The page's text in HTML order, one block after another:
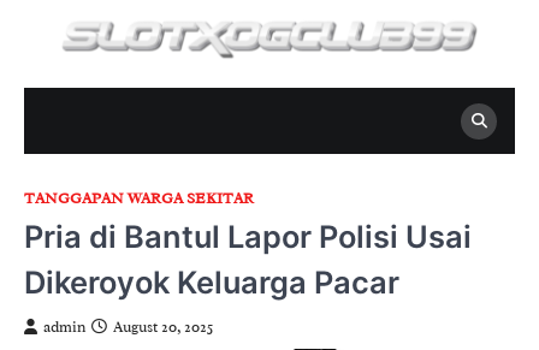
TANGGAPAN WARGA SEKITAR
Pria di Bantul Lapor Polisi Usai
Dikeroyok Keluarga Pacar
admin August 20, 2025